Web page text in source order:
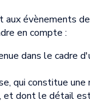
évènements
en compte :
dans le cadre
qui constitue
et dont le détail